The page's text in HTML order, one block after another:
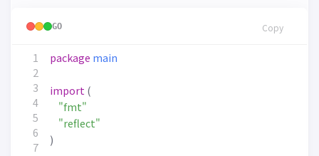
GO Copy
4
7
package main
import (
"fmt"
"reflect"
)